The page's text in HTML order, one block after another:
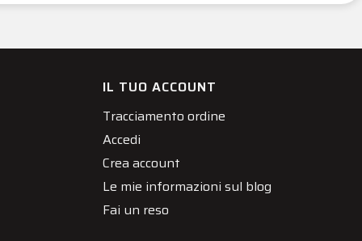
IL TUO ACCOUNT
Tracciamento ordine
Accedi
Crea account
Le mie informazioni sul blog
Fai un reso